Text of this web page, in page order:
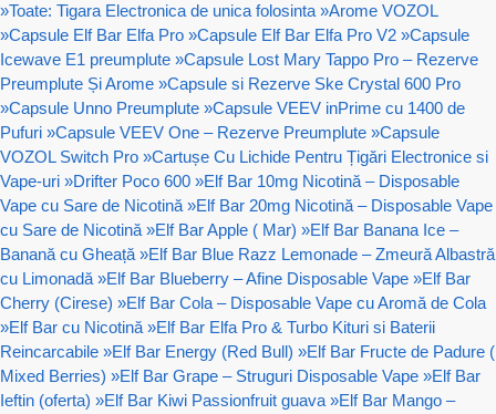
»Toate: Tigara Electronica de unica folosinta »Arome VOZOL
»Capsule Elf Bar Elfa Pro »Capsule Elf Bar Elfa Pro V2 »Capsule
Icewave E1 preumplute »Capsule Lost Mary Tappo Pro – Rezerve
Preumplute Și Arome »Capsule si Rezerve Ske Crystal 600 Pro
»Capsule Unno Preumplute »Capsule VEEV inPrime cu 1400 de
Pufuri »Capsule VEEV One – Rezerve Preumplute »Capsule
VOZOL Switch Pro »Cartușe Cu Lichide Pentru Țigări Electronice si
Vape-uri »Drifter Poco 600 »Elf Bar 10mg Nicotină – Disposable
Vape cu Sare de Nicotină »Elf Bar 20mg Nicotină – Disposable Vape
cu Sare de Nicotină »Elf Bar Apple ( Mar) »Elf Bar Banana Ice –
Banană cu Gheață »Elf Bar Blue Razz Lemonade – Zmeură Albastră
cu Limonadă »Elf Bar Blueberry – Afine Disposable Vape »Elf Bar
Cherry (Cirese) »Elf Bar Cola – Disposable Vape cu Aromă de Cola
»Elf Bar cu Nicotină »Elf Bar Elfa Pro & Turbo Kituri si Baterii
Reincarcabile »Elf Bar Energy (Red Bull) »Elf Bar Fructe de Padure (
Mixed Berries) »Elf Bar Grape – Struguri Disposable Vape »Elf Bar
Ieftin (oferta) »Elf Bar Kiwi Passionfruit guava »Elf Bar Mango –